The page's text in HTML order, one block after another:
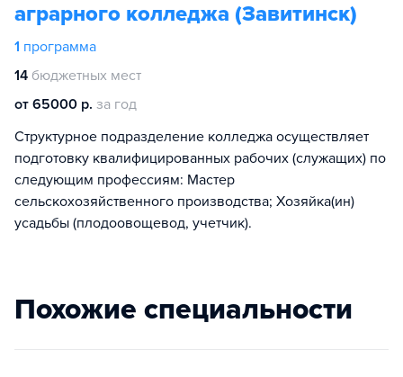
аграрного колледжа (Завитинск)
1 программа
14 бюджетных мест
от 65000 р. за год
Структурное подразделение колледжа осуществляет
подготовку квалифицированных рабочих (служащих) по
следующим профессиям: Мастер
сельскохозяйственного производства; Хозяйка(ин)
усадьбы (плодоовощевод, учетчик).
Похожие специальности